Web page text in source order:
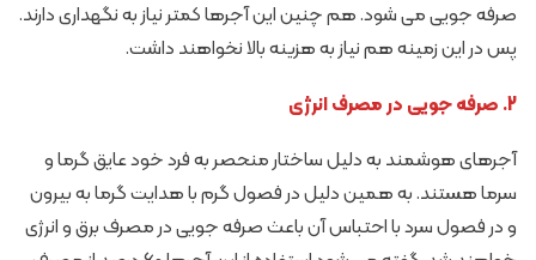
صرفه جویی می شود. هم چنین این آجرها کمتر نیاز به نگهداری دارند.
پس در این زمینه هم نیاز به هزینه بالا نخواهند داشت.
2. صرفه جویی در مصرف انرژی
آجرهای هوشمند به دلیل ساختار منحصر به فرد خود عایق گرما و
سرما هستند. به همین دلیل در فصول گرم با هدایت گرما به بیرون
و در فصول سرد با احتباس آن باعث صرفه جویی در مصرف برق و انرژی